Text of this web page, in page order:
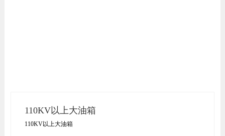
110KV以上大油箱
110KV以上大油箱